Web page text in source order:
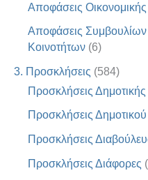
Αποφάσεις
Αποφάσεις Συμβουλίων
Κοινοτήτων (6)
3. Προσκλήσεις (584)
Προσκλήσεις
Προσκλήσεις
Προσκλήσεις
Προσκλήσεις Διάφορες